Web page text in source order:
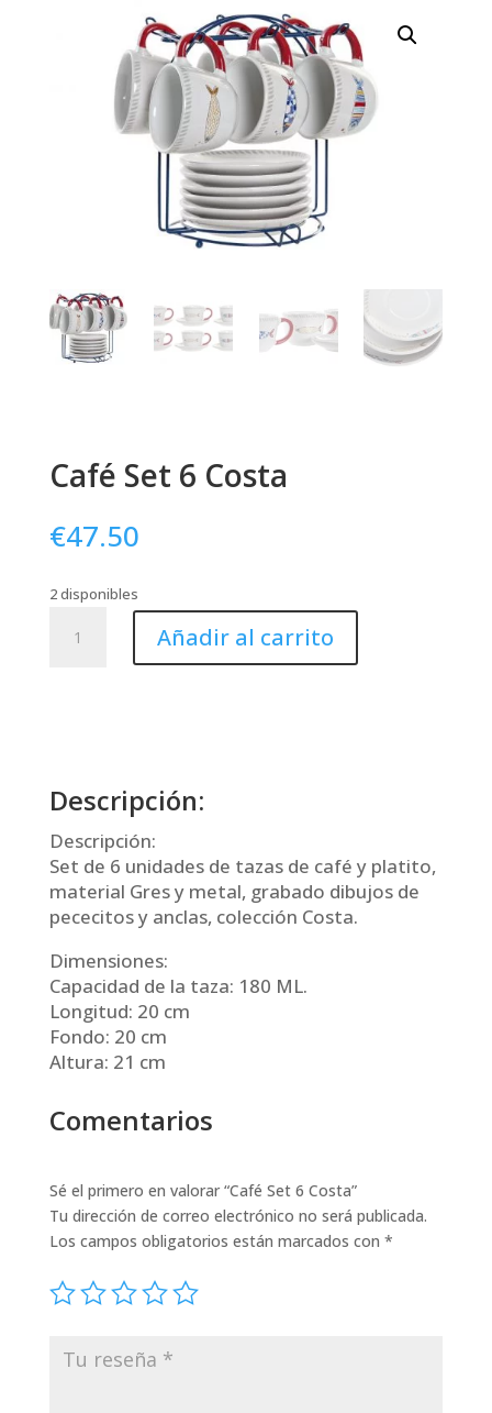
Café Set 6 Costa
€47.50
2 disponibles
Añadir al carrito
Descripción:
Descripción:
Set de 6 unidades de tazas de café y platito,
material Gres y metal, grabado dibujos de
pececitos y anclas, colección Costa.
Dimensiones:
Capacidad de la taza: 180 ML.
Longitud: 20 cm
Fondo: 20 cm
Altura: 21 cm
Comentarios
Sé el primero en valorar “Café Set 6 Costa”
Tu dirección de correo electrónico no será publicada.
Los campos obligatorios están marcados con *